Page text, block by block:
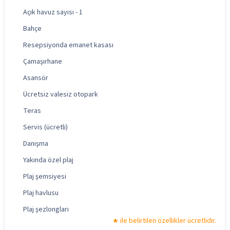
Açık havuz sayısı - 1
Bahçe
Resepsiyonda emanet kasası
Çamaşırhane
Asansör
Ücretsiz valesiz otopark
Teras
Servis (ücretli)
Danışma
Yakında özel plaj
Plaj şemsiyesi
Plaj havlusu
Plaj şezlongları
ile belirtilen özellikler ücretlidir.